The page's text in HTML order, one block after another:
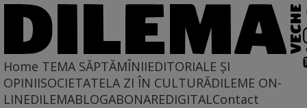
Home TEMA SĂPTĂMÎNIIEDITORIALE ȘI
OPINIISOCIETATELA ZI ÎN CULTURĂDILEME ON-
LINEDILEMABLOGABONAREDIGITALContact